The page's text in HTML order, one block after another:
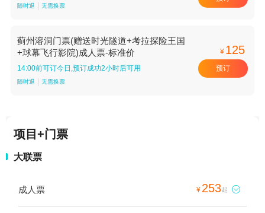
随时退 无需换票
蓟州溶洞门票(赠送时光隧道+考拉探险王国
+球幕飞行影院)成人票-标准价
14:00前可订今日,预订成功2小时后可用
随时退 无需换票
¥ 125
预订
项目+门票
大联票
成人票 ¥ 253起 